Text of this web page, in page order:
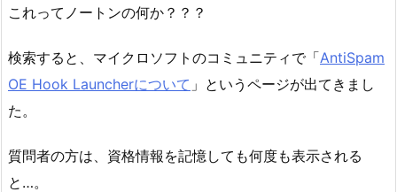
これってノートンの何か？？？
検索すると、マイクロソフトのコミュニティで「AntiSpam
OE Hook Launcherについて 」というページが出てきまし
た。
質問者の方は、資格情報を記憶しても何度も表示される
と…。